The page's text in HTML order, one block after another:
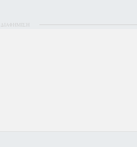
ΔΙΑΦΗΜΙΣΗ